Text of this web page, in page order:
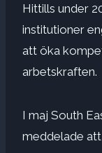
Hittills under
institutioner
att öka
arbetskraften.
I maj South
meddelade